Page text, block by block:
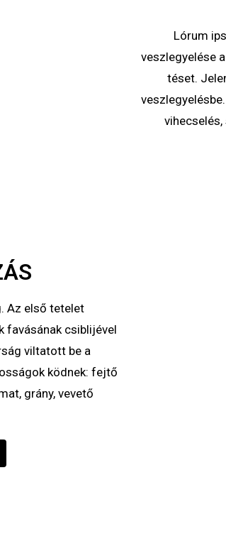
Lórum
veszlegyelése
téset.
vihecselés,
Az első tetelet
favásának csiblijével
viltatott be a
ködnek: fejtő
grány, vevető